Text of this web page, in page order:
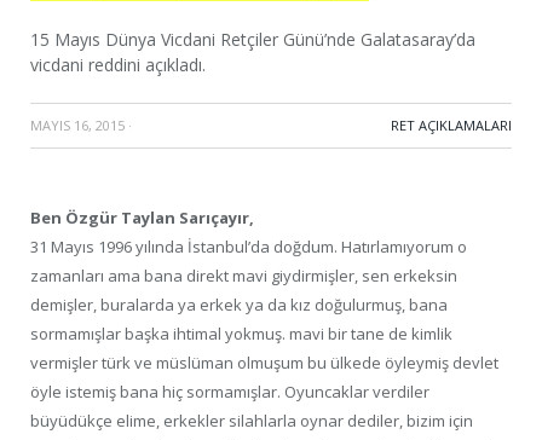
15 Mayıs Dünya Vicdani Retçiler Günü’nde Galatasaray’da
vicdani reddini açıkladı.
MAYIS 16, 2015 · RET AÇIKLAMALARI
Ben Özgür Taylan Sarıçayır,
31 Mayıs 1996 yılında İstanbul’da doğdum. Hatırlamıyorum o
zamanları ama bana direkt mavi giydirmişler, sen erkeksin
demişler, buralarda ya erkek ya da kız doğulurmuş, bana
sormamışlar başka ihtimal yokmuş. mavi bir tane de kimlik
vermişler türk ve müslüman olmuşum bu ülkede öyleymiş devlet
öyle istemiş bana hiç sormamışlar. Oyuncaklar verdiler
büyüdükçe elime, erkekler silahlarla oynar dediler, bizim için